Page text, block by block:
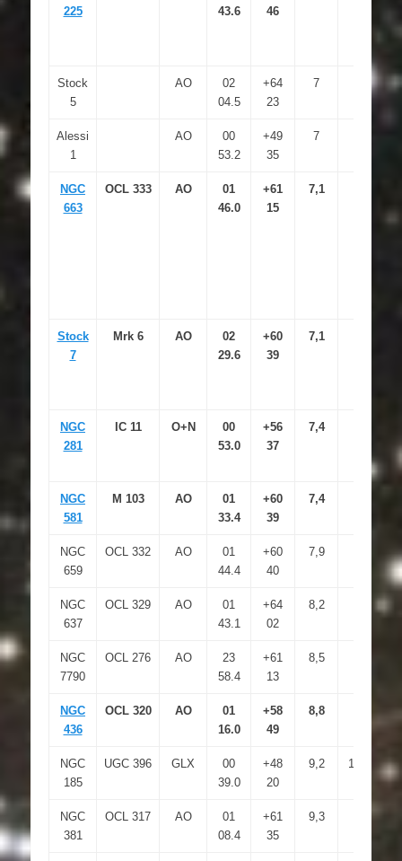
225
43.6
46
Stock
5
AO
02
04.5
+64
23
7
Alessi
1
AO
00
53.2
+49
35
7
NGC
663
OCL 333 AO
01
46.0
+61
15
7,1
Stock
7
Mrk 6 AO
02
29.6
+60
39
7,1
NGC
281
IC 11 O+N
00
53.0
+56
37
7,4
NGC
581
M 103 AO
01
33.4
+60
39
7,4
NGC
659
OCL 332 AO
01
44.4
+60
40
7,9
NGC
637
OCL 329 AO
01
43.1
+64
02
8,2
NGC
7790
OCL 276 AO
23
58.4
+61
13
8,5
NGC
436
OCL 320 AO
01
16.0
+58
49
8,8
NGC
185
UGC 396 GLX
00
39.0
+48
20
9,2 14,3
NGC
381
OCL 317 AO
01
08.4
+61
35
9,3